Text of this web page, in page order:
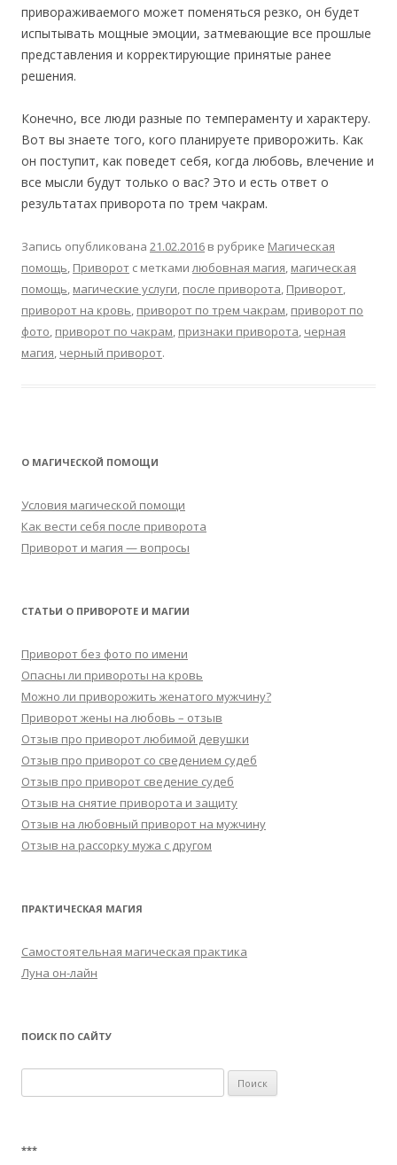
привораживаемого может поменяться резко, он будет
испытывать мощные эмоции, затмевающие все прошлые
представления и корректирующие принятые ранее
решения.
Конечно, все люди разные по темпераменту и характеру.
Вот вы знаете того, кого планируете приворожить. Как
он поступит, как поведет себя, когда любовь, влечение и
все мысли будут только о вас? Это и есть ответ о
результатах приворота по трем чакрам.
Запись опубликована 21.02.2016 в рубрике Магическая
помощь, Приворот с меткамилюбовная магия, магическая
помощь, магические услуги, после приворота, Приворот,
приворот на кровь, приворот по трем чакрам, приворот по
фото, приворот по чакрам, признаки приворота, черная
магия, черный приворот.
О МАГИЧЕСКОЙ ПОМОЩИ
Условия магической помощи
Как вести себя после приворота
Приворот и магия — вопросы
СТАТЬИ О ПРИВОРОТЕ И МАГИИ
Приворот без фото по имени
Опасны ли привороты на кровь
Можно ли приворожить женатого мужчину?
Приворот жены на любовь – отзыв
Отзыв про приворот любимой девушки
Отзыв про приворот со сведением судеб
Отзыв про приворот сведение судеб
Отзыв на снятие приворота и защиту
Отзыв на любовный приворот на мужчину
Отзыв на рассорку мужа с другом
ПРАКТИЧЕСКАЯ МАГИЯ
Самостоятельная магическая практика
Луна он-лайн
ПОИСК ПО САЙТУ
***